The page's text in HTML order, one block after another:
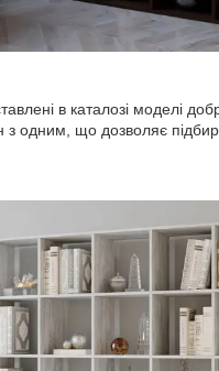
в каталозі моделі
з одним, що дозволяє